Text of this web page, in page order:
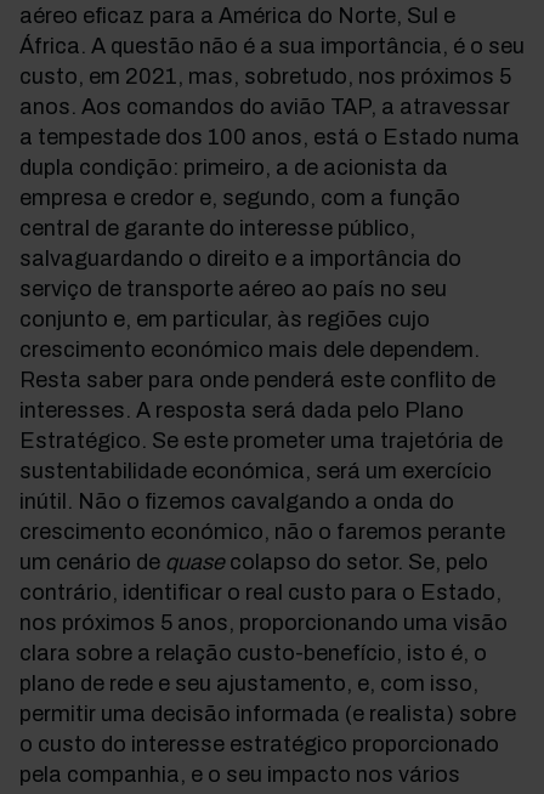
aéreo eficaz para a América do Norte, Sul e
África. A questão não é a sua importância, é o seu
custo, em 2021, mas, sobretudo, nos próximos 5
anos. Aos comandos do avião TAP, a atravessar
a tempestade dos 100 anos, está o Estado numa
dupla condição: primeiro, a de acionista da
empresa e credor e, segundo, com a função
central de garante do interesse público,
salvaguardando o direito e a importância do
serviço de transporte aéreo ao país no seu
conjunto e, em particular, às regiões cujo
crescimento económico mais dele dependem.
Resta saber para onde penderá este conflito de
interesses. A resposta será dada pelo Plano
Estratégico. Se este prometer uma trajetória de
sustentabilidade económica, será um exercício
inútil. Não o fizemos cavalgando a onda do
crescimento económico, não o faremos perante
um cenário de quasecolapso do setor. Se, pelo
contrário, identificar o real custo para o Estado,
nos próximos 5 anos, proporcionando uma visão
clara sobre a relação custo-benefício, isto é, o
plano de rede e seu ajustamento, e, com isso,
permitir uma decisão informada (e realista) sobre
o custo do interesse estratégico proporcionado
pela companhia, e o seu impacto nos vários